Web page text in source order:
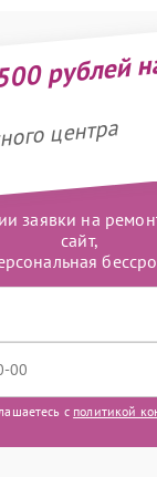
рублей
центра
заявки на
сайт,
с политикой